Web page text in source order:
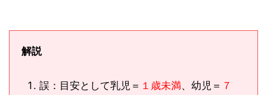
解説
誤：目安として乳児＝ １歳未満、幼児＝ ７